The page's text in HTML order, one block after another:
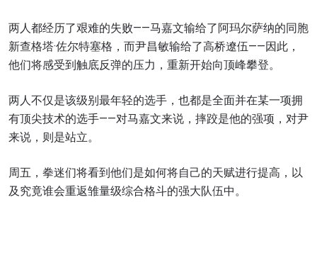
两人都经历了艰难的失败——马嘉文输给了阿玛尔萨纳的同胞
新查格塔·佐尔特塞格，而尹昌敏输给了高桥遼伍——因此，
他们将感受到触底反弹的压力，重新开始向顶峰攀登。
两人不仅是该级别最年轻的选手，也都是全面并在某一项拥
有顶尖技术的选手——对马嘉文来说，摔跤是他的强项，对尹
来说，则是站立。
周五，拳迷们将看到他们是如何将自己的天赋进行提高，以
及究竟谁会重返雏量级综合格斗的强大队伍中。